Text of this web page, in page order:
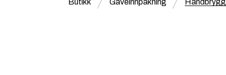
Butikk Gaveinnpakning Håndbrygg